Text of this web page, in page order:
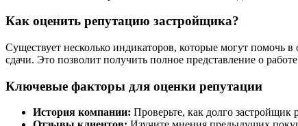
Как оценить репутацию застройщика?
Существует несколько индикаторов, которые могут помочь
сдачи. Это позволит получить полное представление о
Ключевые факторы для оценки репутации
История компании: Проверьте, как долго